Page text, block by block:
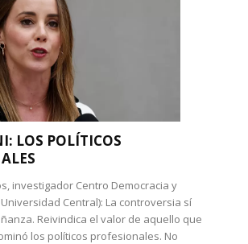
LOS POLÍTICOS
investigador Centro Democracia y
Central): La controversia sí
Reivindica el valor de aquello que
los políticos profesionales. No